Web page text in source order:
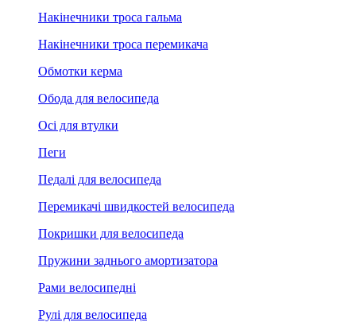
Накінечники троса гальма
Накінечники троса перемикача
Обмотки керма
Обода для велосипеда
Осі для втулки
Пеги
Педалі для велосипеда
Перемикачі швидкостей велосипеда
Покришки для велосипеда
Пружини заднього амортизатора
Рами велосипедні
Рулі для велосипеда